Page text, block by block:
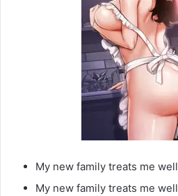
My new family treats me well
My new family treats me well